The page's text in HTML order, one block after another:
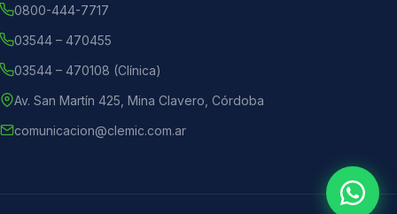
0800-444-7717
03544 – 470455
03544 – 470108 (Clínica)
Av. San Martín 425, Mina Clavero, Córdoba
comunicacion@clemic.com.ar